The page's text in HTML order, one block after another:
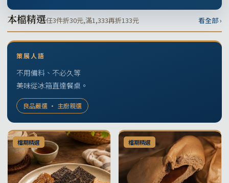
本檔精選任3件折30元,滿1,333再折133元 看全部 ›
策展人語
不用備料、不必久等
美味從冰箱直達餐桌。
良品嚴選 · 主廚親選
檔期精選 檔期精選